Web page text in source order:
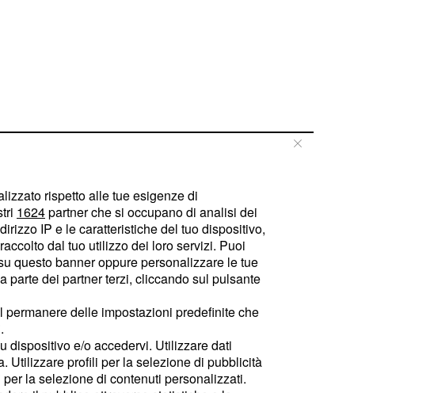
rispetto alle tue esigenze di
1624partner che si occupano di analisi dei
IP e le caratteristiche del tuo dispositivo,
dal tuo utilizzo dei loro servizi. Puoi
questo banner oppure personalizzare le tue
parte dei partner terzi, cliccando sul pulsante
permanere delle impostazioni predefinite che
dispositivo e/o accedervi. Utilizzare dati
Utilizzare profili per la selezione di pubblicità
la selezione di contenuti personalizzati.